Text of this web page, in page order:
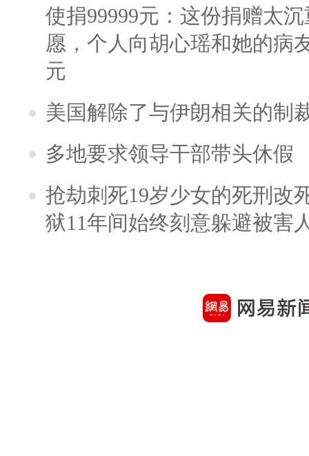
使捐99999元：这份捐赠太
愿，个人向胡心瑶和她的病
元
美国解除了与伊朗相关的制
多地要求领导干部带头休假
抢劫刺死19岁少女的死刑改
狱11年间始终刻意躲避被害